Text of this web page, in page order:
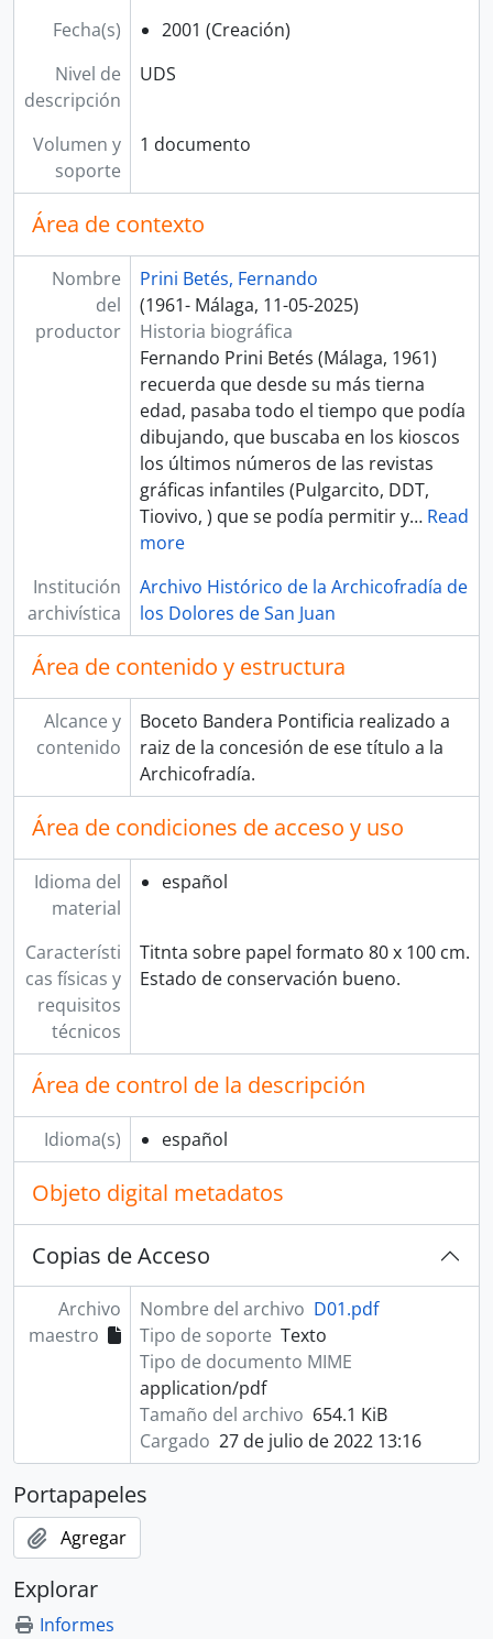
Fecha(s)
2001 (Creación)
Nivel de
descripción
UDS
Volumen y
soporte
1 documento
Área de contexto
Nombre
del
productor
Prini Betés, Fernando
(1961- Málaga, 11-05-2025)
Historia biográfica
Fernando Prini Betés (Málaga, 1961)
recuerda que desde su más tierna
edad, pasaba todo el tiempo que podía
dibujando, que buscaba en los kioscos
los últimos números de las revistas
gráficas infantiles (Pulgarcito, DDT,
Tiovivo, ) que se podía permitir y… Read
more
Institución
archivística
Archivo Histórico de la Archicofradía de
los Dolores de San Juan
Área de contenido y estructura
Alcance y
contenido
Boceto Bandera Pontificia realizado a
raiz de la concesión de ese título a la
Archicofradía.
Área de condiciones de acceso y uso
Idioma del
material
español
Característi
cas físicas y
requisitos
técnicos
Titnta sobre papel formato 80 x 100 cm.
Estado de conservación bueno.
Área de control de la descripción
Idioma(s) español
Objeto digital metadatos
Copias de Acceso
Archivo
maestro
Nombre del archivo D01.pdf
Tipo de soporte Texto
Tipo de documento MIME
application/pdf
Tamaño del archivo 654.1 KiB
Cargado 27 de julio de 2022 13:16
Portapapeles
Agregar
Explorar
Informes